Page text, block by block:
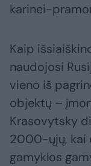
karinei-
Kaip
naudojosi
vieno iš
objektų –
Krasovytsky
2000-ųjų, kai
gamyklos